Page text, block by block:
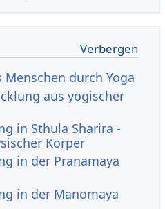
durch Yoga
aus yogischer
in Sthula Sharira -
Körper
in der Pranamaya
in der Manomaya